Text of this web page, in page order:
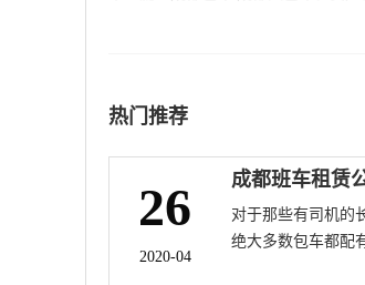
热门推荐
26
2020-04
成都班车租赁
对于那些有司机的
绝大多数包车都配